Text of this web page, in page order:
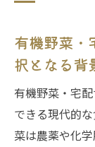
有機野菜・
択となる背
有機野菜・宅
できる現代的
菜は農薬や化